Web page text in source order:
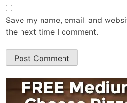
Save my name, email, and
the next time I comment.